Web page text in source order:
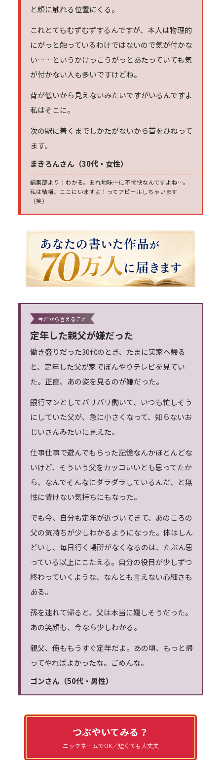
と顔に触れる位置にくる。
これとてもむずむずするんですが、本人は物理的
にがっと触っているわけではないので気が付かな
い……というかけっこうがっとあたっていても気
が付かない人も多いですけどね。
背が低いから見えないみたいですがいるんですよ
私はそこに。
次の駅に着くまでしかたがないから首をひねって
ます。
まきろんさん（30代・女性）
編集部より：わかる。あれ地味～に不愉快なんですよね…。
私は結構、ここにいますよ！ってアピールしちゃいます
（笑）
今だから言えること
定年した親父が嫌だった
働き盛りだった30代のとき、たまに実家へ帰る
と、定年した父が家でぼんやりテレビを見てい
た。正直、あの姿を見るのが嫌だった。
銀行マンとしてバリバリ働いて、いつも忙しそう
にしていた父が、急に小さくなって、知らないお
じいさんみたいに見えた。
仕事仕事で遊んでもらった記憶なんかほとんどな
いけど、そういう父をカッコいいとも思ってたか
ら、なんでそんなにダラダラしているんだ、と無
性に情けない気持ちにもなった。
でも今、自分も定年が近づいてきて、あのころの
父の気持ちが少しわかるようになった。体はしん
どいし、毎日行く場所がなくなるのは、たぶん思
っている以上にこたえる。自分の役目が少しずつ
終わっていくような、なんとも言えない心細さも
ある。
孫を連れて帰ると、父は本当に嬉しそうだった。
あの笑顔も、今なら少しわかる。
親父、俺ももうすぐ定年だよ。あの頃、もっと帰
ってやればよかったな。ごめんな。
ゴンさん（50代・男性）
つぶやいてみる？
ニックネームでOK／短くても大丈夫